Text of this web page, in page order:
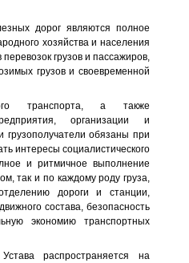
дорог являются полное
хозяйства и населения
грузов и пассажиров,
грузов и своевременной
транспорта, а также
организации и
грузополучатели обязаны при
интересы социалистического
и ритмичное выполнение
так и по каждому роду груза,
дороги и станции,
состава, безопасность
экономию транспортных
распространяется на